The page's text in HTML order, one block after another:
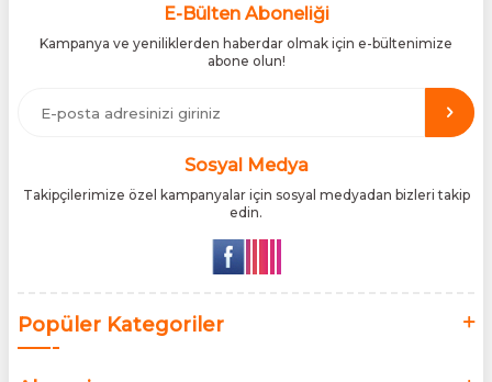
siteleri arasında yer almaktadır. Türkiye’de Cantu, Wilkinson
distribütörlüğünü yürütüyor, bu markaların tüm ürünlerini ithal
etmektedir. Tüm ithalat süreçlerimizde orijinallik belgeleri ve
üretici iş birlikleriyle çalışarak, ürünlerin en güvenilir şekilde
Türkiye pazarına ulaşmasını sağlıyoruz. Amacımız, dünya
genelinde milyonlarca kullanıcıya hitap eden bu markaları,
Türk tüketicilerle doğrudan, güvenli ve orijinal bir şekilde
E-Bülten Aboneliği
Kampanya ve yeniliklerden haberdar olmak için e-bültenimize
abone olun!
Sosyal Medya
Takipçilerimize özel kampanyalar için sosyal medyadan bizleri takip
edin.
Popüler Kategoriler